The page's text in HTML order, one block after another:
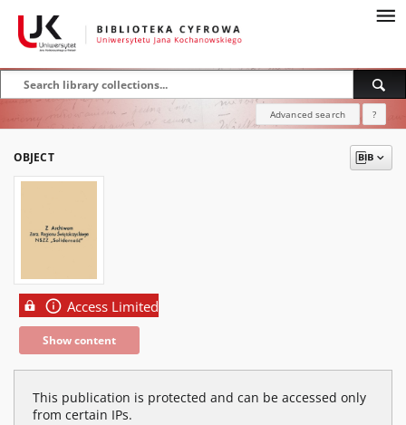
Advanced search ?
OBJECT
Access Limited
Show content
This publication is protected and can be accessed only
from certain IPs.